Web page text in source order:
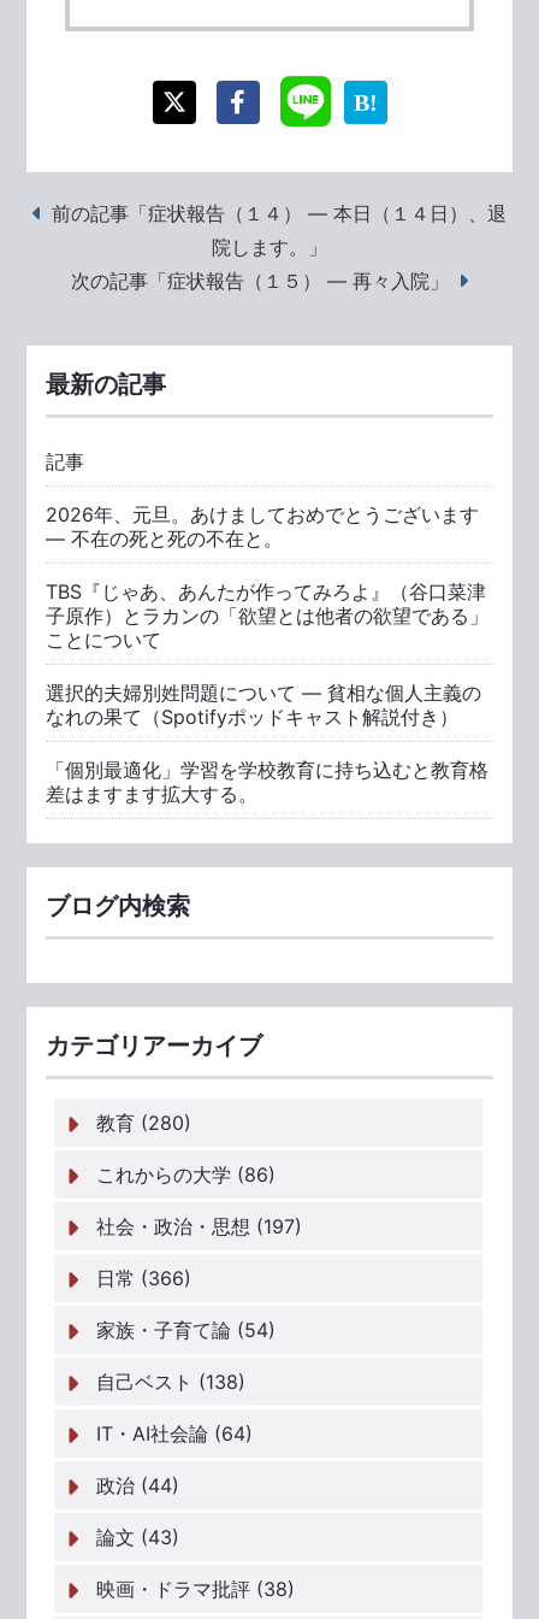
前の記事「症状報告（１４） ― 本日（１４日）、退
院します。」
次の記事「症状報告（１５） ― 再々入院」
最新の記事
記事
2026年、元旦。あけましておめでとうございます
― 不在の死と死の不在と。
TBS『じゃあ、あんたが作ってみろよ』（谷口菜津
子原作）とラカンの「欲望とは他者の欲望である」
ことについて
選択的夫婦別姓問題について ― 貧相な個人主義の
なれの果て（Spotifyポッドキャスト解説付き）
「個別最適化」学習を学校教育に持ち込むと教育格
差はますます拡大する。
ブログ内検索
カテゴリアーカイブ
教育 (280)
これからの大学 (86)
社会・政治・思想 (197)
日常 (366)
家族・子育て論 (54)
自己ベスト (138)
IT・AI社会論 (64)
政治 (44)
論文 (43)
映画・ドラマ批評 (38)